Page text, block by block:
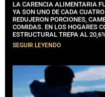
LA CARENCIA ALIMENTARIA
YA SON UNO DE CADA
REDUJERON PORCIONES,
COMIDAS. EN LOS HOGARES
ESTRUCTURAL TREPA AL
SEGUIR LEYENDO